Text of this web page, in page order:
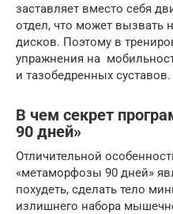
заставляет вместо себя
отдел, что может вызвать
дисков. Поэтому в
упражнения на
и тазобедренных суставов.
В чем секрет
90 дней»
Отличительной
«метаморфозы 90 дней»
похудеть, сделать тело
излишнего набора